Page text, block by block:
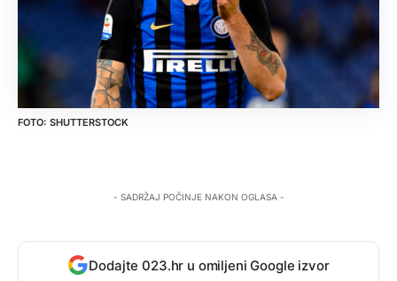
SHUTTERSTOCK
- SADRŽAJ POČINJE NAKON OGLASA -
Dodajte 023.hr u omiljeni Google izvor